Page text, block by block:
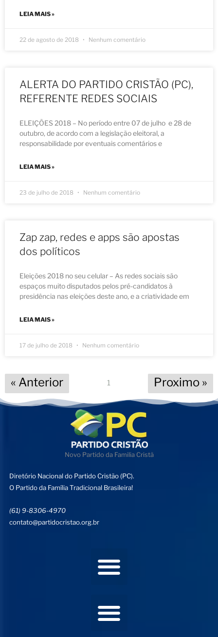
LEIA MAIS »
22 de agosto de 2018 Nenhum comentário
ALERTA DO PARTIDO CRISTÃO (PC),
REFERENTE REDES SOCIAIS
ELEIÇÕES 2018 – No período entre 07 de julho e 28 de
outubro, de acordo com a legislação eleitoral, a
responsabilidade por eventuais comentários e
LEIA MAIS »
23 de julho de 2018 Nenhum comentário
Zap zap, redes e apps são apostas
dos políticos
Eleições 2018 no seu celular – As redes sociais são
espaços muito disputados pelos pré-candidatos à
presidência nas eleições deste ano, e a criatividade em
LEIA MAIS »
17 de julho de 2018 Nenhum comentário
« Anterior 1 Proximo »
Novo Partido da Familia Cristã
Diretório Nacional do Partido Cristão (PC).
O Partido da Família Tradicional Brasileira!
(61) 9-8306-4970
contato@partidocristao.org.br